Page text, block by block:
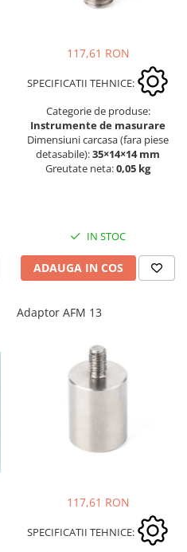
117,61 RON
SPECIFICATII TEHNICE:
Categorie de produse:
Instrumente de masurare
Dimensiuni carcasa (fara piese
detasabile):35×14×14 mm
Greutate neta:0,05 kg
IN STOC
ADAUGA IN COS
Adaptor AFM 13
117,61 RON
SPECIFICATII TEHNICE: